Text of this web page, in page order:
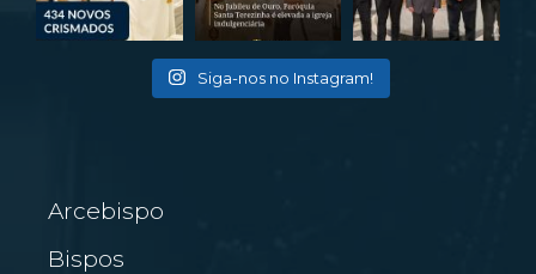
Siga-nos no Instagram!
Arcebispo
Bispos